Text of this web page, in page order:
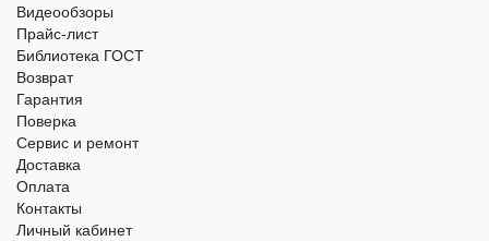
Видеообзоры
Прайс-лист
Библиотека ГОСТ
Возврат
Гарантия
Поверка
Сервис и ремонт
Доставка
Оплата
Контакты
Личный кабинет